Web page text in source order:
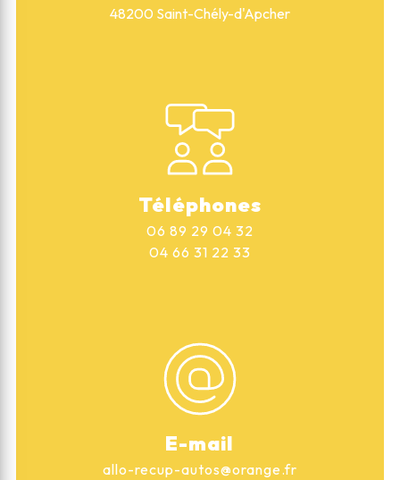
48200 Saint-Chély-d'Apcher
Téléphones
06 89 29 04 32
04 66 31 22 33
E-mail
allo-recup-autos@orange.fr